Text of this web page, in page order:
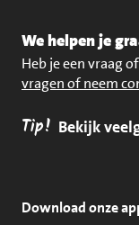
We helpen je
Heb je een vraag
vragen of neem
Tip! Bekijk
Download onze